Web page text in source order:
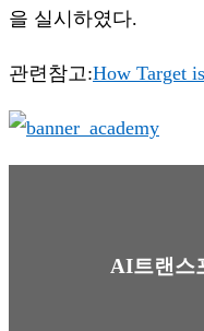
을 실시하였다.
관련참고:How Target
AI트랜스